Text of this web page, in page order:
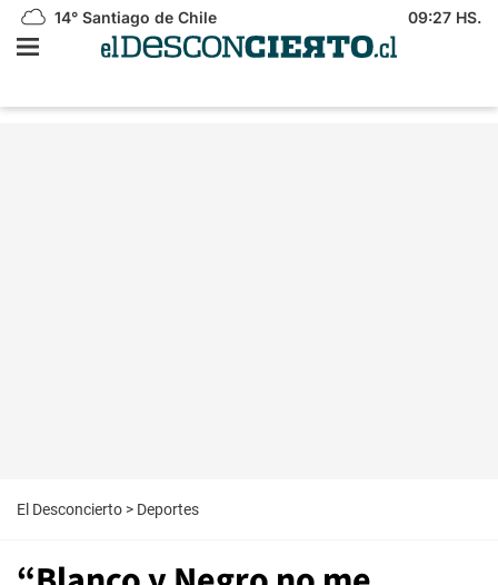
14° Santiago de Chile 09:27 HS.
El Desconcierto > Deportes